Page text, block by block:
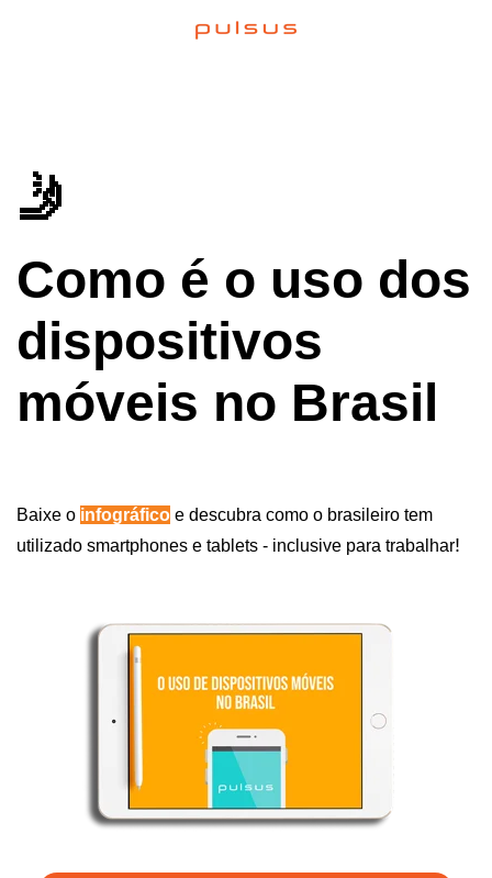
🤳
Como é o uso dos
dispositivos
móveis no Brasil
Baixe o infográfico e descubra como o brasileiro tem
utilizado smartphones e tablets - inclusive para trabalhar!